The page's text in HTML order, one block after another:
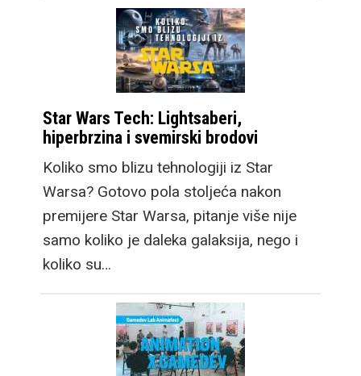
Star Wars Tech: Lightsaberi,
hiperbrzina i svemirski brodovi
Koliko smo blizu tehnologiji iz Star
Warsa? Gotovo pola stoljeća nakon
premijere Star Warsa, pitanje više nije
samo koliko je daleka galaksija, nego i
koliko su…